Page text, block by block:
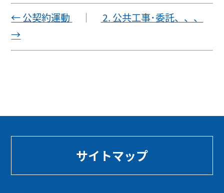
← 公契約運動
｜
2. 公共工事･委託、、、
→
サイトマップ